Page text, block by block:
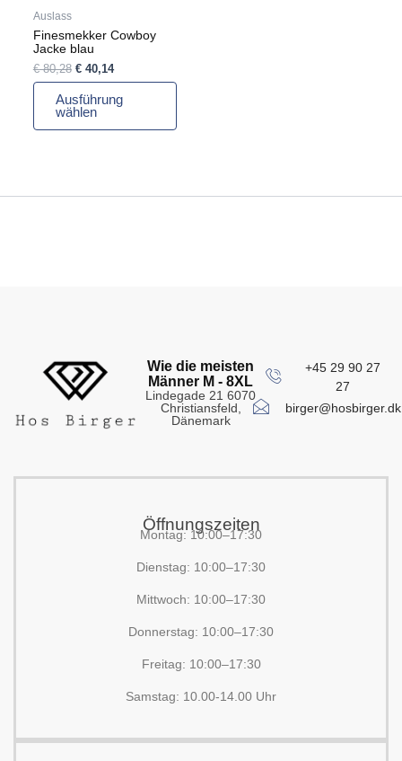
Auslass
Finesmekker Cowboy
Jacke blau
€80,28 €40,14
Ausführung
wählen
der
Produktseite
werden
Wie die meisten
Männer M - 8XL
Lindegade 21 6070
Christiansfeld,
Dänemark
+45 29 90 27
27
birger@hosbirger.dk
Öffnungszeiten
Montag: 10:00–17:30
Dienstag: 10:00–17:30
Mittwoch: 10:00–17:30
Donnerstag: 10:00–17:30
Freitag: 10:00–17:30
Samstag: 10.00-14.00 Uhr